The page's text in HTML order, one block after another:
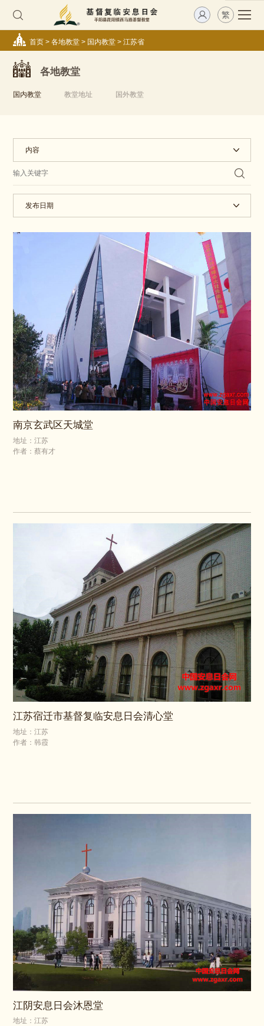
繁
首页> 各地教堂> 国内教堂> 江苏省
各地教堂
国内教堂 教堂地址 国外教堂
内容
发布日期
南京玄武区天城堂
地址：江苏
作者：蔡有才
江苏宿迁市基督复临安息日会清心堂
地址：江苏
作者：韩霞
江阴安息日会沐恩堂
地址：江苏